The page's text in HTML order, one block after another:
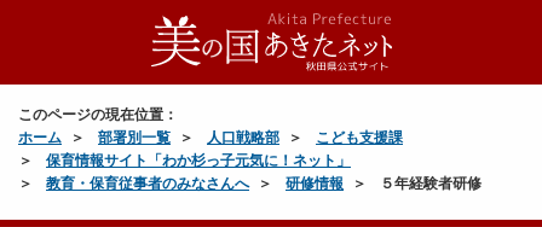
このページの現在位置：
ホーム
部署別一覧 人口戦略部
こども支援課
保育情報サイト「わか杉っ子元気に！ネット」
教育・保育従事者のみなさんへ
研修情報 ５年経験者研修